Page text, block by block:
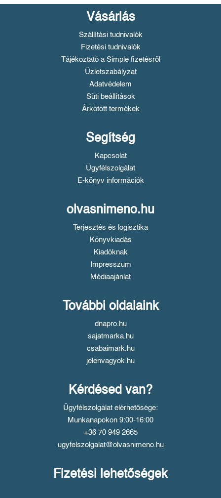
Vásárlás
Szállítási tudnivalók
Fizetési tudnivalók
Tájékoztató a Simple fizetésről
Üzletszabályzat
Adatvédelem
Süti beállítások
Árkötött termékek
Segítség
Kapcsolat
Ügyfélszolgálat
E-könyv információk
olvasnimeno.hu
Terjesztés és logisztika
Könyvkiadás
Kiadóknak
Impresszum
Médiaajánlat
További oldalaink
dnapro.hu
sajatmarka.hu
csabaimark.hu
jelenvagyok.hu
Kérdésed van?
Ügyfélszolgálat elérhetősége:
Munkanapokon 9:00-16:00
+36 70 949 2665
ugyfelszolgalat@olvasnimeno.hu
Fizetési lehetőségek